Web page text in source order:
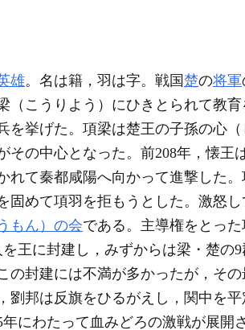
雄。名は籍，羽は字。戦国楚の将軍
（こうりよう）にひきとられて教育
を挙げた。項梁は楚王の子孫の心
その中心となった。前208年，懐王
れて秦都咸陽へ向かって進撃した
固めて項羽を拒もうとした。激怒
もん）の会である。主導権をとっ
王に封建し，みずからは梁・楚の
の封建には不満が多かったが，そ
劉邦は反旗をひるがえし，関中を
にわたって血みどろの激戦が展